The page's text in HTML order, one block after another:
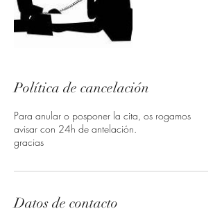
Política de cancelación
Para anular o posponer la cita, os rogamos
avisar con 24h de antelación.
gracias
Datos de contacto